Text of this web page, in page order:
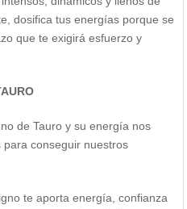
dosifica tus energías porque se
que te exigirá esfuerzo y
de Tauro y su energía nos
conseguir nuestros
te aporta energía, confianza